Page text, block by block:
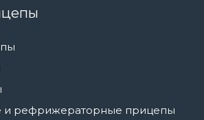
и рефрижераторные прицепы